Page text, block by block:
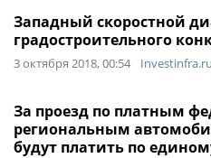
Западный скоростной
градостроительного
3 октября 2018, 00:54 Investinfra.ru
За проезд по платным
региональным
будут платить по